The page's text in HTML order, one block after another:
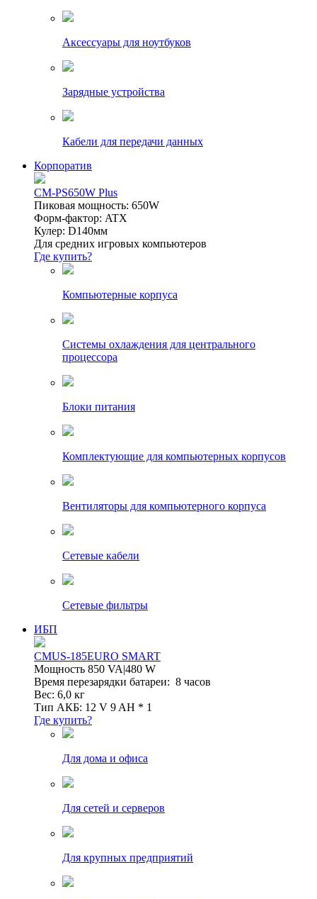
Аксессуары для ноутбуков
Зарядные устройства
Кабели для передачи данных
Корпоратив
CM-PS650W Plus
Пиковая мощность: 650W
Форм-фактор: ATX
Кулер: D140мм
Для средних игровых компьютеров
Где купить?
Компьютерные корпуса
Системы охлаждения для центрального
процессора
Блоки питания
Комплектующие для компьютерных корпусов
Вентиляторы для компьютерного корпуса
Сетевые кабели
Сетевые фильтры
ИБП
CMUS-185EURO SMART
Мощность 850 VA|480 W
Время перезарядки батареи: 8 часов
Вес: 6,0 кг
Тип АКБ: 12 V 9 AH * 1
Где купить?
Для дома и офиса
Для сетей и серверов
Для крупных предприятий